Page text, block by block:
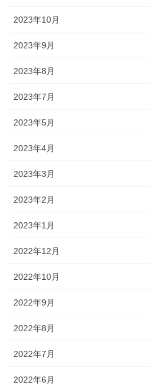
2023年10月
2023年9月
2023年8月
2023年7月
2023年5月
2023年4月
2023年3月
2023年2月
2023年1月
2022年12月
2022年10月
2022年9月
2022年8月
2022年7月
2022年6月